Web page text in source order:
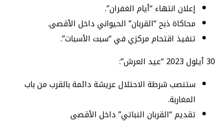
إعلان انتهاء “أيام الغفران”.
محاكاة ذبح “القربان” الحيواني داخل الأقصى.
تنفيذ اقتحام مركزي في “سبت الأسبات”.
30 أيلول 2023 “عيد العرش”:
ستنصب شرطة الاحتلال عريشة دائمة بالقرب من باب
المغاربة.
تقديم “القربان النباتي” داخل الأقصى